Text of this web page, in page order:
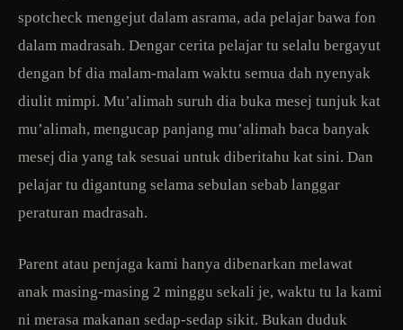
spotcheck mengejut dalam asrama, ada pelajar bawa fon
dalam madrasah. Dengar cerita pelajar tu selalu bergayut
dengan bf dia malam-malam waktu semua dah nyenyak
diulit mimpi. Mu’alimah suruh dia buka mesej tunjuk kat
mu’alimah, mengucap panjang mu’alimah baca banyak
mesej dia yang tak sesuai untuk diberitahu kat sini. Dan
pelajar tu digantung selama sebulan sebab langgar
peraturan madrasah.
Parent atau penjaga kami hanya dibenarkan melawat
anak masing-masing 2 minggu sekali je, waktu tu la kami
ni merasa makanan sedap-sedap sikit. Bukan duduk